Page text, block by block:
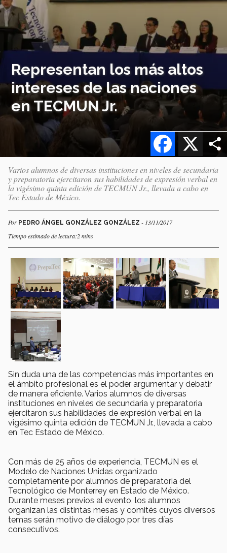
Representan los más altos
intereses de las naciones
en TECMUN Jr.
X
Facebook
Varios alumnos de diversas instituciones en niveles de secundaria
y preparatoria ejercitaron sus habilidades de expresión verbal en
la vigésimo quinta edición de TECMUN Jr., llevada a cabo en
Tec Estado de México.
Por PEDRO ÁNGEL GONZÁLEZ GONZÁLEZ - 13/11/2017
Tiempo estimado de lectura:2 mins
Sin duda una de las competencias más importantes en
el ámbito profesional es el poder argumentar y debatir
de manera eficiente. Varios alumnos de diversas
instituciones en niveles de secundaria y preparatoria
ejercitaron sus habilidades de expresión verbal en la
vigésimo quinta edición de TECMUN Jr., llevada a cabo
en Tec Estado de México.
Con más de 25 años de experiencia, TECMUN es el
Modelo de Naciones Unidas organizado
completamente por alumnos de preparatoria del
Tecnológico de Monterrey en Estado de México.
Durante meses previos al evento, los alumnos
organizan las distintas mesas y comités cuyos diversos
temas serán motivo de diálogo por tres días
consecutivos.